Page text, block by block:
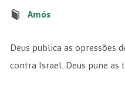
Amós
Deus publica as opressões
contra Israel. Deus pune as